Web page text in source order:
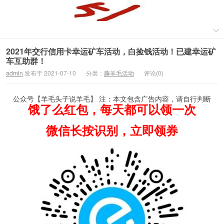
2021年交行信用卡幸运矿车活动，白捡钱活动！已建幸运矿
车互助群！
admin 发布于 2021-07-10 分类： 薅羊毛活动 评论(0)
公众号【羊毛头子说羊毛】 注：本文包含广告内容，请自行判断
饿了么红包，每天都可以领一次
微信长按识别，立即领券